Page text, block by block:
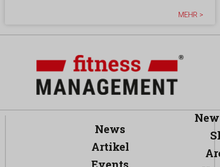
MEHR >
News
Artikel
Events